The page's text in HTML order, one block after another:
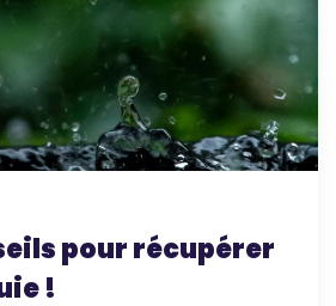
pour récupérer
!